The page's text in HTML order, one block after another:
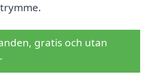
gratis och utan